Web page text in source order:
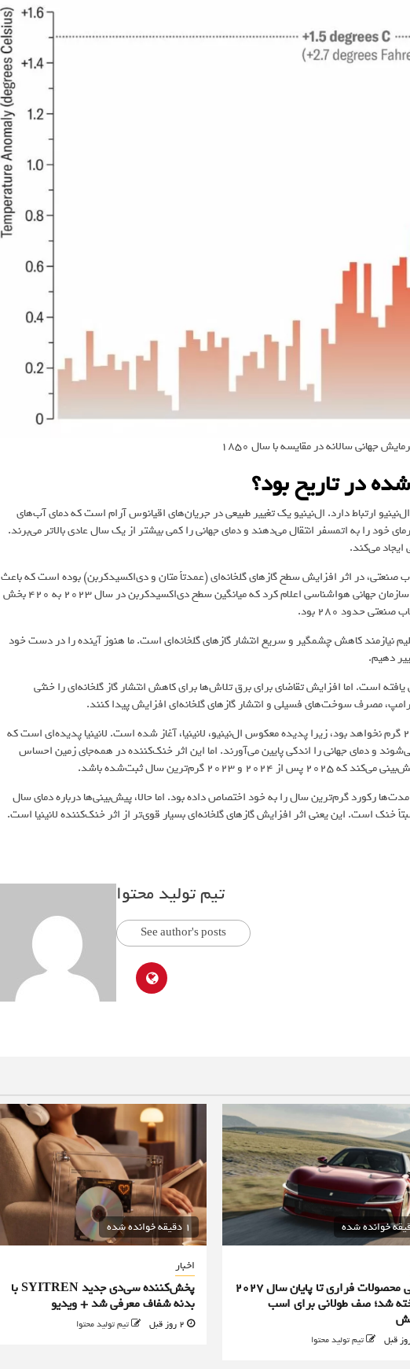
جهانی سالانه در مقایسه با سال ۱۸۵۰
ارتباط دارد. ال‌نینیو یک تغییر طبیعی در جریان‌های اقیانوس آرام است که دمای آب‌های
خود را به اتمسفر انتقال می‌دهند و دمای جهانی را کمی بیشتر از یک سال عادی بالاتر می‌برند.
ایجاد می‌کند.
در اثر افزایش سطح گازهای گلخانه‌ای (عمدتاً متان و دی‌اکسیدکربن) بوده است که باعث
حبس شدن گرمای بیشتر در اتمسفر می‌شود. در پاییز امسال، سازمان جهانی هواشناسی اعلام کرد که میانگین سطح دی‌اکسیدکربن در سال ۲۰۲۳ به ۴۲۰ بخش
نیازمند کاهش چشمگیر و سریع انتشار گازهای گلخانه‌ای است. ما هنوز آینده را در دست خود
دهیم.
است. اما افزایش تقاضای برای برق تلاش‌ها برای کاهش انتشار گاز گلخانه‌ای را خنثی
مصرف سوخت‌های فسیلی و انتشار گازهای گلخانه‌ای افزایش پیدا کنند.
با این حال، متخصصان می‌گویند که سال ۲۰۲۵ به‌اندازه ۲۰۲۴ گرم نخواهد بود، زیرا پدیده معکوس ال‌نینیو، لانینیا، آغاز شده است. لانینیا پدیده‌ای است که
و دمای جهانی را اندکی پایین می‌آورند. اما این اثر خنک‌کننده در همه‌جای زمین احساس
سال ثبت‌شده باشد.
و تا مدت‌ها رکورد گرم‌ترین سال را به خود اختصاص داده بود. اما حالا، پیش‌بینی‌ها درباره دمای سال
تیم تولید محتوا
See author's posts
تمامی محصولات فراری تا پایان سال ۲۰۲۷
شد؛ صف طولانی برای اسب
تیم تولید محتوا
1 دقیقه خوانده شده
اخبار
پخش‌کننده سی‌دی جدید SYITREN با
بدنه شفاف معرفی شد + ویدیو
تیم تولید محتوا